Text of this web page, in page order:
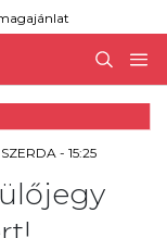
- 15:25